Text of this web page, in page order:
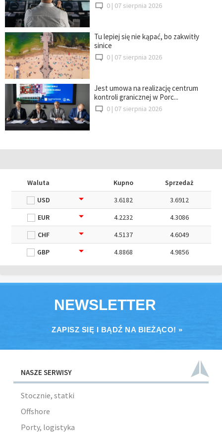
0 | 07 sierpnia 2026
Tu lepiej się nie kąpać, bo zakwitły
sinice
0 | 07 sierpnia 2026
Jest umowa na realizację centrum
kontroli granicznej w Porc...
0 | 07 sierpnia 2026
Waluta Kupno
Sprzedaż
USD
3.6182
3.6912
EUR
4.2232
4.3086
CHF
4.5137
4.6049
GBP
4.8868 4.9856
NEWSLETTER
ZAPISZ SIĘ I BĄDŹ NA BIEŻĄCO! »
NASZE SERWISY
Stocznie, statki
Offshore
Porty, logistyka